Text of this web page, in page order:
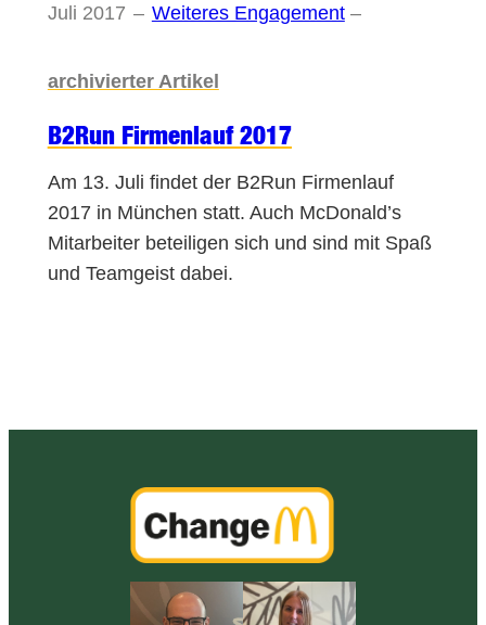
Juli 2017 – Weiteres Engagement–
archivierter Artikel
B2Run Firmenlauf 2017
Am 13. Juli findet der B2Run Firmenlauf
2017 in München statt. Auch McDonald’s
Mitarbeiter beteiligen sich und sind mit Spaß
und Teamgeist dabei.